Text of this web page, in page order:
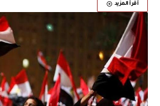
أقرأ المزيد